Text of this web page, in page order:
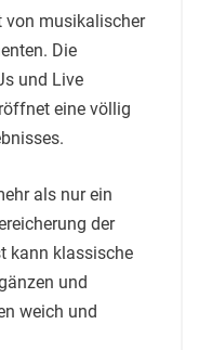
von musikalischer
Die
und Live
eine völlig
als nur ein
der
kann klassische
und
weich und